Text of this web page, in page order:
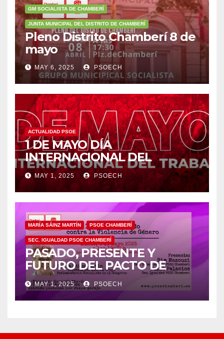
GM SOCIALISTA DE CHAMBERÍ
JUNTA MUNICIPAL DEL DISTRITO DE CHAMBERÍ
Pleno Distrito Chamberí 8 de
mayo
MAY 6, 2025 PSOECH
ACTUALIDAD PSOE
1 DE MAYO DÍA
INTERNACIONAL DEL
TRABAJO/❤️
MAY 1, 2025 PSOECH
MARÍA SÁINZ MARTÍN PSOE CHAMBERÍ
SEC. IGUALDAD PSOE CHAMBERÍ
PASADO, PRESENTE Y
FUTURO DEL PACTO DE
ESTADO EN MATERIA DE
VIOLENCIA DE GÉNERO
MAY 1, 2025 PSOECH